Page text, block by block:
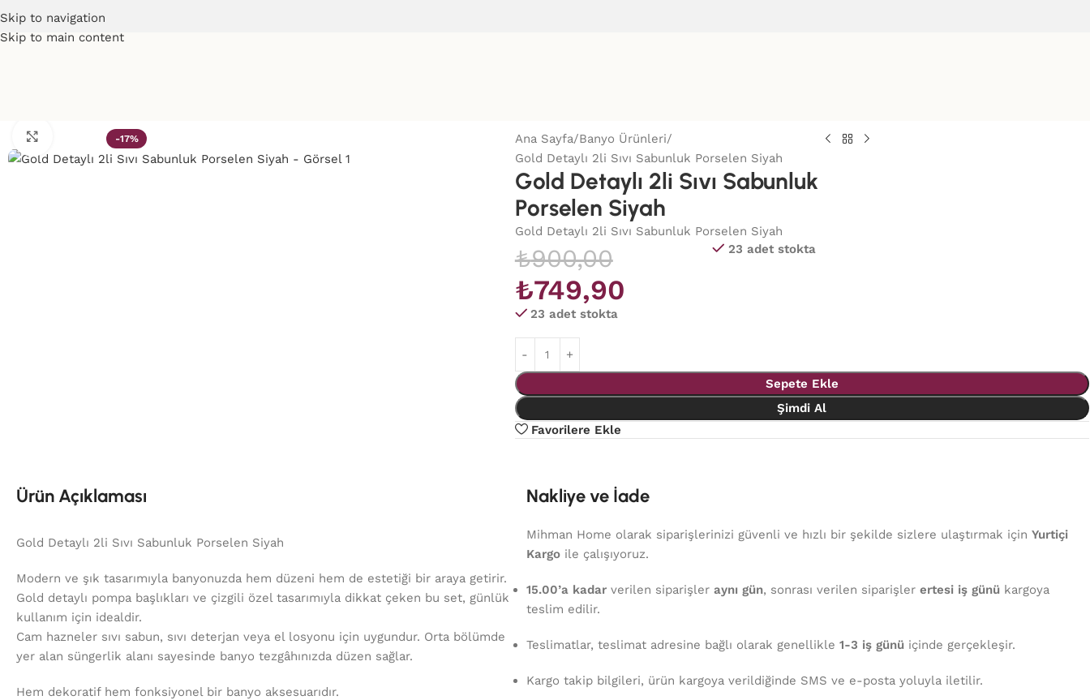
Skip to navigation
Skip to main content
-17%
Click to enlarge Ana Sayfa Banyo Ürünleri
Gold Detaylı 2li Sıvı Sabunluk Porselen Siyah
Gold Detaylı 2li Sıvı Sabunluk
Porselen Siyah
Gold Detaylı 2li Sıvı Sabunluk Porselen Siyah
₺900,00
₺749,90
23 adet stokta
23 adet stokta
Sepete Ekle
Şimdi Al
Favorilere Ekle
Ürün Açıklaması
Gold Detaylı 2li Sıvı Sabunluk Porselen Siyah
Modern ve şık tasarımıyla banyonuzda hem düzeni hem de estetiği bir araya getirir.
Gold detaylı pompa başlıkları ve çizgili özel tasarımıyla dikkat çeken bu set, günlük
kullanım için idealdir.
Cam hazneler sıvı sabun, sıvı deterjan veya el losyonu için uygundur. Orta bölümde
yer alan süngerlik alanı sayesinde banyo tezgâhınızda düzen sağlar.
Hem dekoratif hem fonksiyonel bir banyo aksesuarıdır.
Nakliye ve İade
Mihman Home olarak siparişlerinizi güvenli ve hızlı bir şekilde sizlere ulaştırmak içinYurtiçi
Kargo ile çalışıyoruz.
15.00’a kadar verilen siparişleraynı gün, sonrası verilen siparişlerertesi iş günü kargoya
teslim edilir.
Teslimatlar, teslimat adresine bağlı olarak genellikle1-3 iş günü içinde gerçekleşir.
Kargo takip bilgileri, ürün kargoya verildiğinde SMS ve e-posta yoluyla iletilir.